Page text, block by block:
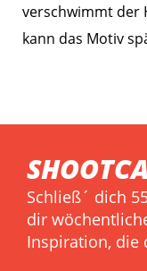
verschwimmt der
kann das Motiv
Schließ´ dich
dir
Inspiration, die